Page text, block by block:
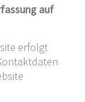
auf
erfolgt